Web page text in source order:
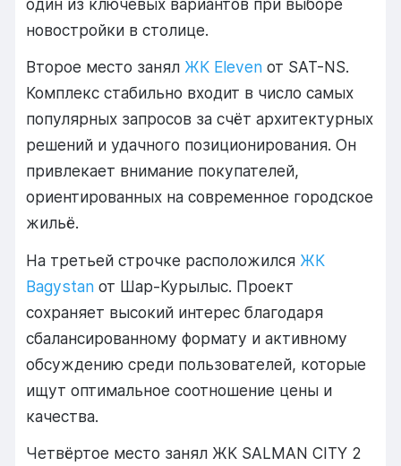
один из ключевых вариантов при выборе
новостройки в столице.
Второе место занял ЖК Eleven от SAT-NS.
Комплекс стабильно входит в число самых
популярных запросов за счёт архитектурных
решений и удачного позиционирования. Он
привлекает внимание покупателей,
ориентированных на современное городское
жильё.
На третьей строчке расположился ЖК
Bagystan от Шар-Курылыс. Проект
сохраняет высокий интерес благодаря
сбалансированному формату и активному
обсуждению среди пользователей, которые
ищут оптимальное соотношение цены и
качества.
Четвёртое место занял ЖК SALMAN CITY 2